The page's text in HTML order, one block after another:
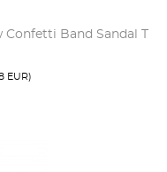
Band Sandal T
EUR)